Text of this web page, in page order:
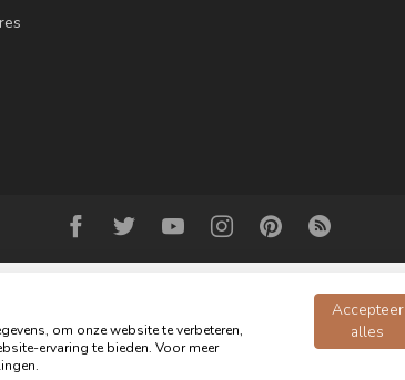
2026 Oldwood de Woonwinkel - Powered by
om onze website te verbeteren,
ervaring te bieden. Voor meer
Accepteer
alles